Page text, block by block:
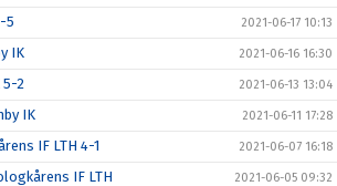
5 2021-06-17 10:13
IK 2021-06-16 16:30
5-2 2021-06-13 13:04
IK 2021-06-11 17:28
IF LTH 4-1 2021-06-07 16:18
IF LTH 2021-06-05 09:32